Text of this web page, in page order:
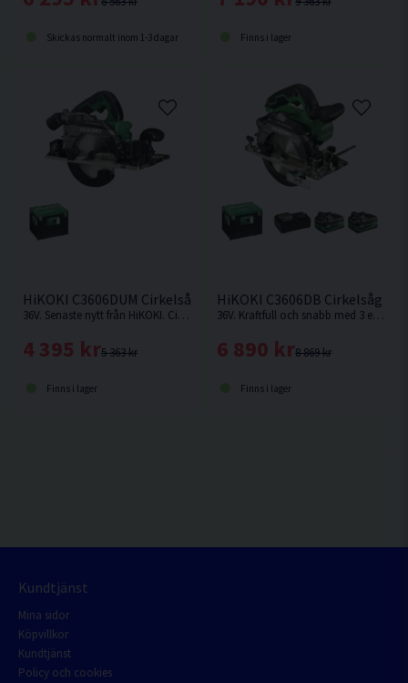
Skickas normalt inom 1-3 dagar Finns i lager
HiKOKI C3606DUM Cirkelsåg 165mm 36V
36V. Senaste nytt från HiKOKI. Cirkelsåg som kan fästas på skena. Levereras utan batteri och laddare.
5 363 kr
4 395 kr
Finns i lager
HiKOKI C3606DB Cirkelsåg
36V. Kraftfull och snabb med 3 effektlägen: Silent (låg ljudnivå), Medium (mjukt avslut med konstant varvtal) och High-mode (snabb kapning).
8 869 kr
6 890 kr
Finns i lager
Kundtjänst
Mina sidor
Köpvillkor
Kundtjänst
Policy och cookies